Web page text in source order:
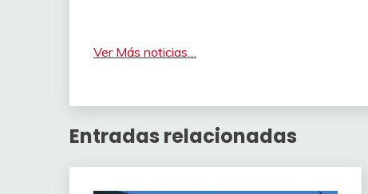
Ver Más noticias…
Entradas relacionadas